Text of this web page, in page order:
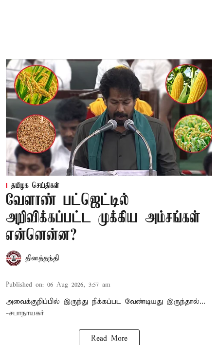
தமிழக செய்திகள்
வேளாண் பட்ஜெட்டில்
அறிவிக்கப்பட்ட முக்கிய அம்சங்கள்
என்னென்ன?
தினத்தந்தி
Published on: 06 Aug 2026, 3:57 am
அவைக்குறிப்பில் இருந்து நீக்கப்பட வேண்டியது இருந்தால்...
-சபாநாயகர்
Read More